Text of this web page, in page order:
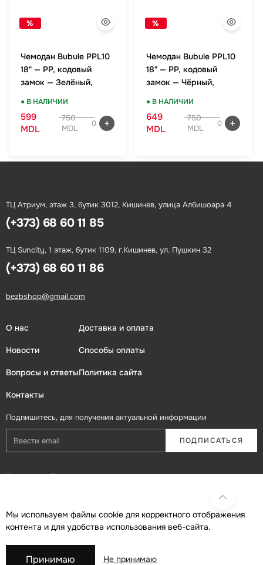
%
Чемодан Bubule PPL10
18" — PP, кодовый
замок — Зелёный,
● В НАЛИЧИИ
599
MDL
750
MDL
0
%
Чемодан Bubule PPL10
18" — PP, кодовый
замок — Чёрный,
● В НАЛИЧИИ
649
MDL
750
MDL
0
ТЦ Атриум, этаж 3, бутик 3012, Кишинев, улица Албишоара 4
(+373) 68 60 11 85
ТЦ Suncity, 1 этаж, бутик 1109, г.Кишинев, ул. Пушкин 32
(+373) 68 60 11 86
bezbshop@gmail.com
О нас
Новости
Вопросы и ответы
Контакты
Доставка и оплата
Способы оплаты
Политика сайта
Подпишитесь, для получения актуальной информации
ПОДПИСАТЬСЯ
Присоединяйтесь в социальных сетях
Мы используем файлы cookie для корректного отображения
контента и для удобства использования веб-сайта.
Принимаю Не принимаю